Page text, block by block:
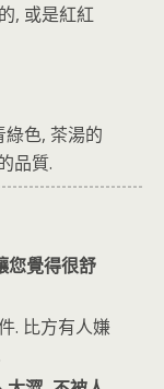
, 或是紅紅
色, 茶湯的
品質.
您覺得很舒
. 比方有人嫌